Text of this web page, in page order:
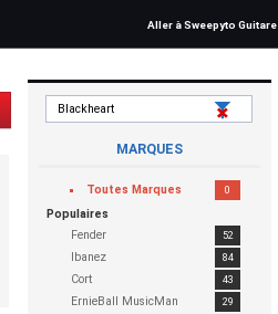
Aller à Sweepyto Guitare
MARQUES
0
Toutes Marques
Populaires
52
Fender
84
Ibanez
43
Cort
29
ErnieBall MusicMan